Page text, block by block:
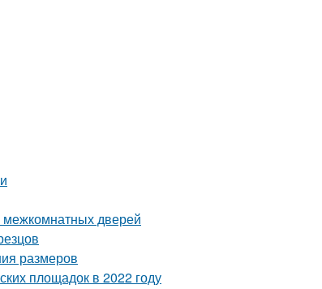
межкомнатных дверей
размеров
площадок в 2022 году